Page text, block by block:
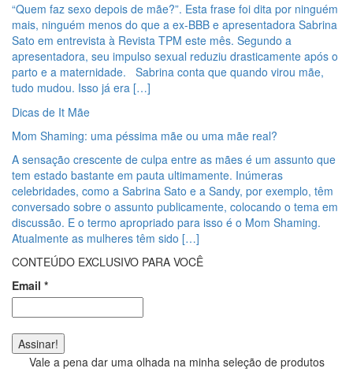
“Quem faz sexo depois de mãe?”. Esta frase foi dita por ninguém
mais, ninguém menos do que a ex-BBB e apresentadora Sabrina
Sato em entrevista à Revista TPM este mês. Segundo a
apresentadora, seu impulso sexual reduziu drasticamente após o
parto e a maternidade. Sabrina conta que quando virou mãe,
tudo mudou. Isso já era […]
Dicas de It Mãe
Mom Shaming: uma péssima mãe ou uma mãe real?
A sensação crescente de culpa entre as mães é um assunto que
tem estado bastante em pauta ultimamente. Inúmeras
celebridades, como a Sabrina Sato e a Sandy, por exemplo, têm
conversado sobre o assunto publicamente, colocando o tema em
discussão. E o termo apropriado para isso é o Mom Shaming.
Atualmente as mulheres têm sido […]
CONTEÚDO EXCLUSIVO PARA VOCÊ
Email *
Vale a pena dar uma olhada na minha seleção de produtos